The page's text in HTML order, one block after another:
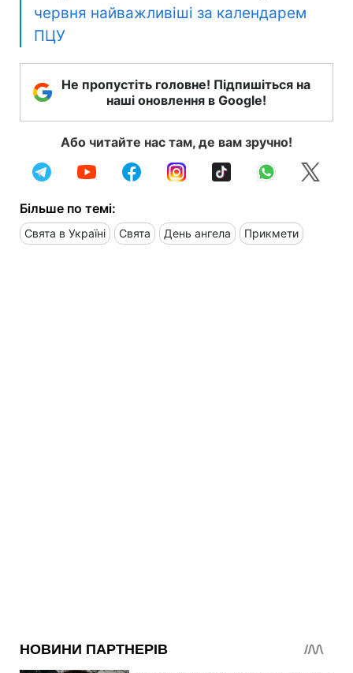
червня найважливіші за календарем
ПЦУ
Не пропустіть головне! Підпишіться на
наші оновлення в Google!
Або читайте нас там, де вам зручно!
Більше по темі:
Свята в Україні Свята День ангела Прикмети